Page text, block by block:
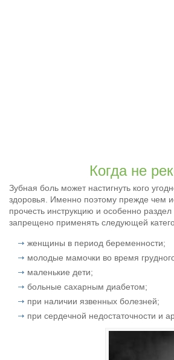
Когда не
Зубная боль может настигнуть кого
здоровья. Именно поэтому прежде чем
прочесть инструкцию и особенно
запрещено применять следующей
женщины в период беременности;
молодые мамочки во время
маленькие дети;
больные сахарным диабетом;
при наличии язвенных болезней;
при сердечной недостаточности и